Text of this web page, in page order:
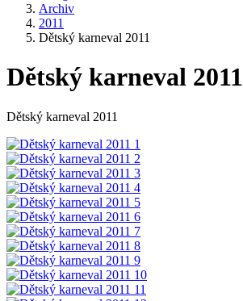
Archiv
2011
Dětský karneval 2011
Dětský karneval 2011
Dětský karneval 2011